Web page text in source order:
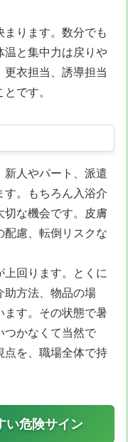
まります。数分でも
温と集中力は戻りや
衣担当、誘導担当
です。
人やパート、派遣
す。もちろん入浴介
切な機会です。皮膚
配慮、転倒リスクな
上回ります。とくに
助方法、物品の場
ます。その状態で暑
つかなくて当然で
点を、職場全体で持
い危険サイン